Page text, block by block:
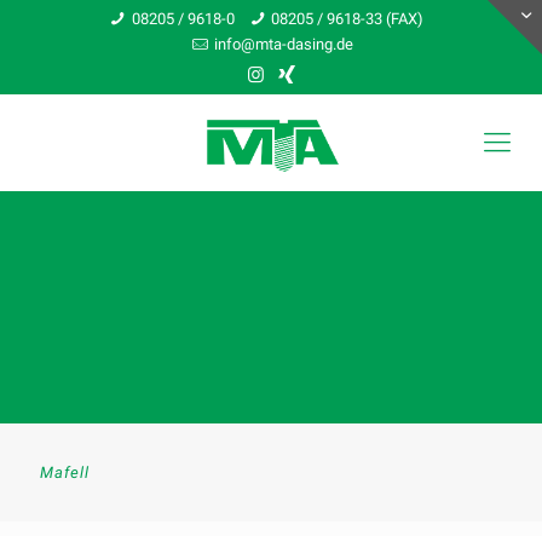
08205 / 9618-0
08205 / 9618-33 (FAX)
info@mta-dasing.de
Mafell